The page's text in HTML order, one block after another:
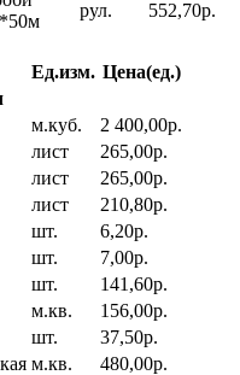
рул. 552,70р.
Ед.изм. Цена(ед.)
м.куб.
2 400,00р.
лист
265,00р.
лист
265,00р.
лист
210,80р.
шт.
6,20р.
шт.
7,00р.
шт.
141,60р.
м.кв.
156,00р.
шт.
37,50р.
м.кв.
480,00р.